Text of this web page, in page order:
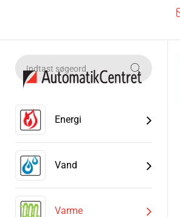
Energi
Vand
Varme